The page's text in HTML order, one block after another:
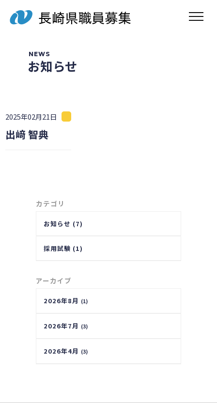
toggle
NEWS
お知らせ
カテゴリ
お知らせ (7)
採用試験 (1)
アーカイブ
2026年8月 (1)
2026年7月 (3)
2026年4月 (3)
2025年02月21日
出﨑 智典